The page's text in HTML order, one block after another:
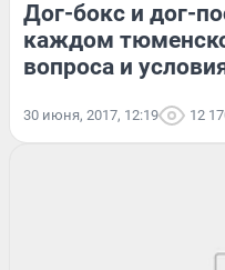
Дог-бокс и дог-
каждом
вопроса и
30 июня, 2017, 12:19 12